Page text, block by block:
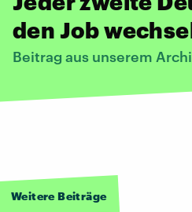
den Job
Beitrag aus unserem
Weitere Beiträge